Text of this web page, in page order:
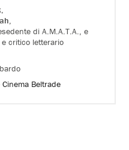
di A.M.A.T.A., e
e critico letterario
Cinema Beltrade